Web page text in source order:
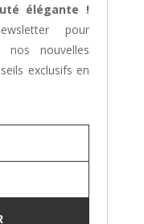
élégante !
pour
nos nouvelles
exclusifs en